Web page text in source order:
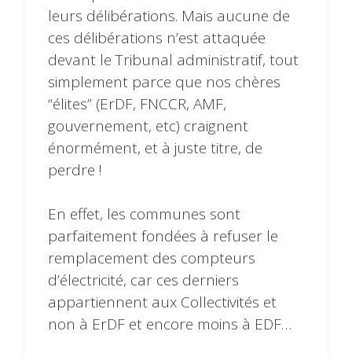
leurs délibérations. Mais aucune de
ces délibérations n’est attaquée
devant le Tribunal administratif, tout
simplement parce que nos chères
“élites” (ErDF, FNCCR, AMF,
gouvernement, etc) craignent
énormément, et à juste titre, de
perdre !
En effet, les communes sont
parfaitement fondées à refuser le
remplacement des compteurs
d’électricité, car ces derniers
appartiennent aux Collectivités et
non à ErDF et encore moins à EDF…